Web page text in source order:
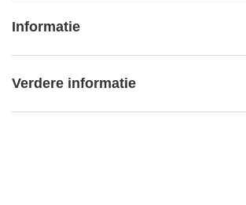
Informatie
Verdere informatie